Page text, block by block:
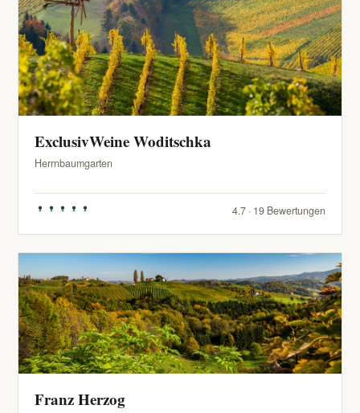
ExclusivWeine Woditschka
Herrnbaumgarten
4.7 · 19 Bewertungen
Franz Herzog